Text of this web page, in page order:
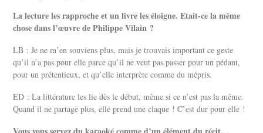
La lecture les rapproche et un livre les éloigne. Etait-ce la même
chose dans l’œuvre de Philippe Vilain ?
LB : Je ne m’en souviens plus, mais je trouvais important ce geste
qu’il n’a pas pour elle parce qu’il ne veut pas passer pour un pédant,
pour un prétentieux, et qu’elle interprète comme du mépris.
ED : La littérature les lie dès le début, même si ce n’est pas la même.
Quand il ne partage plus, elle prend une claque ! C’est dur pour elle !